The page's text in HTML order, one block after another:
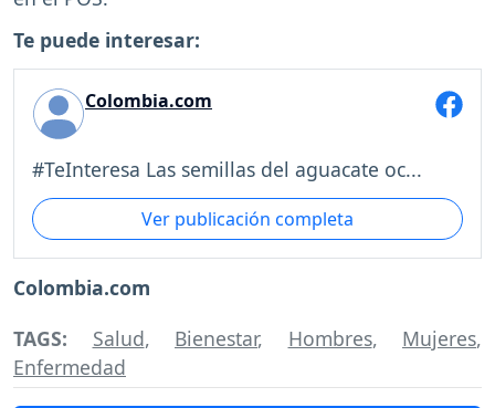
Te puede interesar:
Colombia.com
#TeInteresa Las semillas del aguacate oc...
Ver publicación completa
Colombia.com
TAGS: Salud, Bienestar, Hombres, Mujeres,
Enfermedad